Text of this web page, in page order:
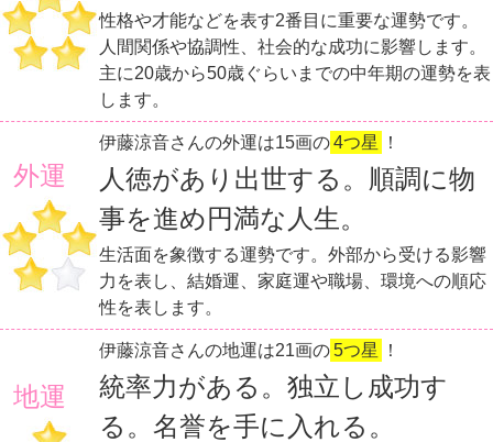
性格や才能などを表す2番目に重要な運勢です。
人間関係や協調性、社会的な成功に影響します。
主に20歳から50歳ぐらいまでの中年期の運勢を表
します。
外運
伊藤涼音さんの外運は15画の4つ星 ！
人徳があり出世する。順調に物
事を進め円満な人生。
生活面を象徴する運勢です。外部から受ける影響
力を表し、結婚運、家庭運や職場、環境への順応
性を表します。
地運
伊藤涼音さんの地運は21画の5つ星 ！
統率力がある。独立し成功す
る。名誉を手に入れる。